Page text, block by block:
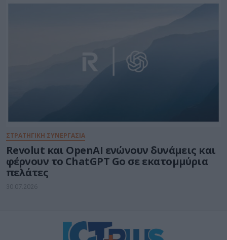
ΣΤΡΑΤΗΓΙΚΗ ΣΥΝΕΡΓΑΣΙΑ
Revolut και OpenAI ενώνουν δυνάμεις και
φέρνουν το ChatGPT Go σε εκατομμύρια
πελάτες
30.07.2026